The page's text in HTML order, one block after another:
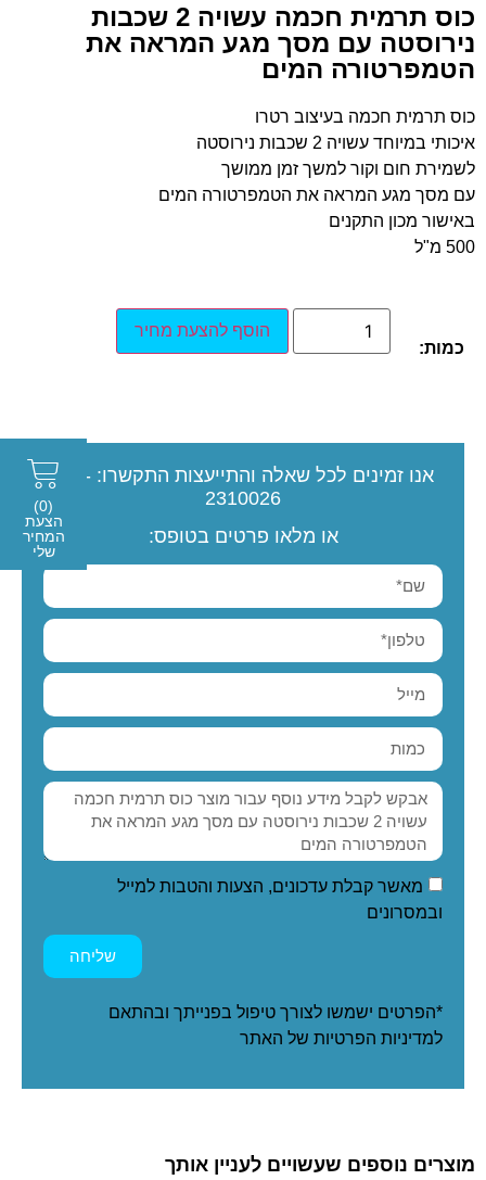
כוס תרמית חכמה עשויה 2 שכבות
נירוסטה עם מסך מגע המראה את
הטמפרטורה המים
כוס תרמית חכמה בעיצוב רטרו
איכותי במיוחד עשויה 2 שכבות נירוסטה
לשמירת חום וקור למשך זמן ממושך
עם מסך מגע המראה את הטמפרטורה המים
באישור מכון התקנים
500 מ"ל
כמות:
הוסף להצעת מחיר
אנו זמינים לכל שאלה והתייעצות התקשרו: 077-
2310026
או מלאו פרטים בטופס:
מאשר קבלת עדכונים, הצעות והטבות למייל
ובמסרונים
שליחה
*הפרטים ישמשו לצורך טיפול בפנייתך ובהתאם
למדיניות הפרטיות של האתר
מוצרים נוספים שעשויים לעניין אותך
(0)
הצעת
המחיר
שלי